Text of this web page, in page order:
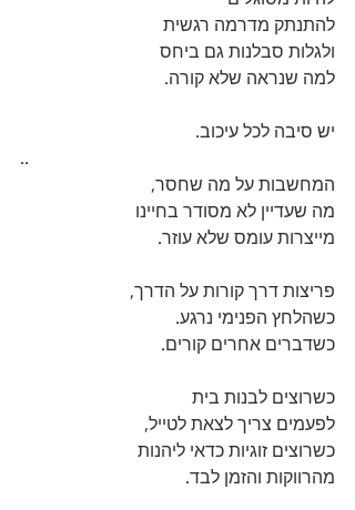
להתנתק מדרמה רגשית
ולגלות סבלנות גם ביחס
למה שנראה שלא קורה.
יש סיבה לכל עיכוב.
..
המחשבות על מה שחסר,
מה שעדיין לא מסודר בחיינו
מייצרות עומס שלא עוזר.
פריצות דרך קורות על הדרך,
כשהלחץ הפנימי נרגע.
כשדברים אחרים קורים.
כשרוצים לבנות בית
לפעמים צריך לצאת לטייל,
כשרוצים זוגיות כדאי ליהנות
מהרווקות והזמן לבד.